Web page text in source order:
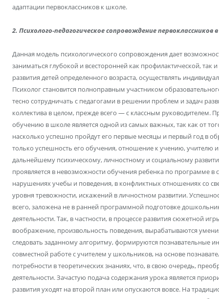
адаптации первоклассников к школе.
2. Психолого-педагогическое сопровождение
Данная модель психологического сопровождения дает
заниматься глубокой и всесторонней как профилактической,
развития детей определенного возраста, осуществлять
Психолог становится полноправным участником
тесно сотрудничать с педагогами в решении проблем и задач
коллектива в целом, прежде всего — с классным руководителем.
обучению в школе является одной из самых важных, так как от
насколько успешно пройдут его первые месяцы и первый год в
только успешность его обучения, отношение к учению, учителю
дальнейшему психическому, личностному и социальному
проявляется в невозможности обучения ребенка по программе в
нарушениях учебы и поведения, в конфликтных отношениях со
уровня тревожности, искажений в личностном развитии.
всего, заложена не в ранней программной подготовке
деятельности. Так, в частности, в процессе развития сюжетной
воображение, произвольность поведения, вырабатываются
следовать заданному алгоритму, формируются познавательные
совместной работе с учителем у школьников, на основе
потребности в теоретических знаниях, что, в свою очередь,
деятельности. Зачастую подача содержания урока является
развития уходят на второй план или опускаются вовсе. На